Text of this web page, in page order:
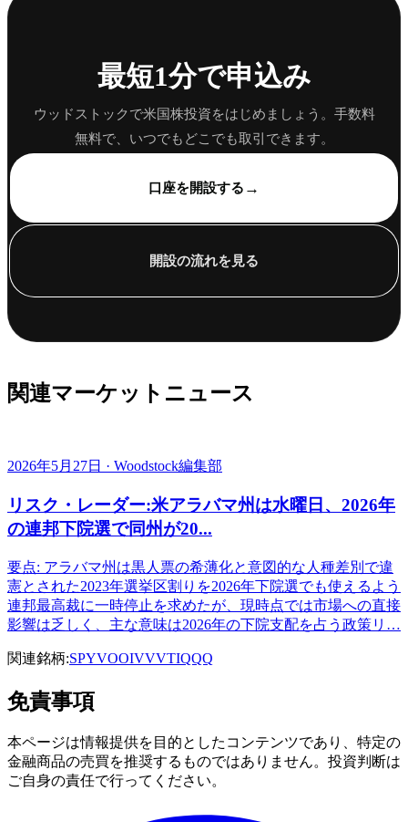
最短1分で申込み
ウッドストックで米国株投資をはじめましょう。手数料
無料で、いつでもどこでも取引できます。
口座を開設する →
開設の流れを見る
関連マーケットニュース
2026年5月27日 · Woodstock編集部
リスク・レーダー:米アラバマ州は水曜日、2026年
の連邦下院選で同州が20...
要点: アラバマ州は黒人票の希薄化と意図的な人種差別で違
憲とされた2023年選挙区割りを2026年下院選でも使えるよう
連邦最高裁に一時停止を求めたが、現時点では市場への直接
影響は乏しく、主な意味は2026年の下院支配を占う政策リ…
関連銘柄:SPYVOOIVVVTIQQQ
免責事項
本ページは情報提供を目的としたコンテンツであり、特定の
金融商品の売買を推奨するものではありません。投資判断は
ご自身の責任で行ってください。